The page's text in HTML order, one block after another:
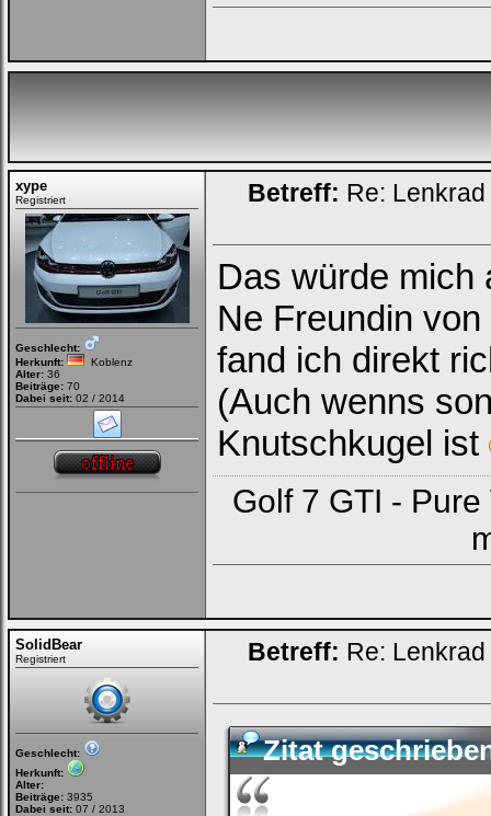
xype
Registriert
Geschlecht:
Herkunft:
Koblenz
Alter: 36
Beiträge: 70
Dabei seit: 02 / 2014
Betreff: Re:
Das würde
Ne Freundin
fand ich direkt
(Auch wenns
Knutschkugel ist
Golf 7 GTI -
SolidBear
Registriert
Geschlecht:
Herkunft:
Alter:
Beiträge: 3935
Dabei seit: 07 / 2013
Betreff: Re:
Zitat